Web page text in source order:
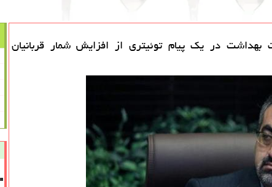
در یك پیام توئیتری از افزایش شمار قربانیان